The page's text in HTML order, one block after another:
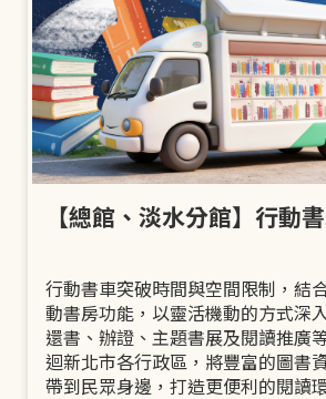
【總館、淡水分館】行動
行動書車突破時間與空間限制，結
動書房功能，以靈活機動的方式深
還書、辦證、主題書展及閱讀推廣
迴新北市各行政區，將豐富的圖書
帶到民眾身邊，打造更便利的閱讀